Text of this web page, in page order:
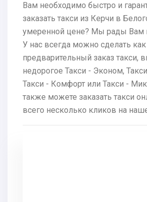
Вам необходимо быстро и
заказать такси из Керчи в
умеренной цене? Мы рады Вам
У нас всегда можно сделать
предварительный заказ такси,
недорогое Такси - Эконом,
Такси - Комфорт или Такси -
также можете заказать такси
всего несколько кликов на